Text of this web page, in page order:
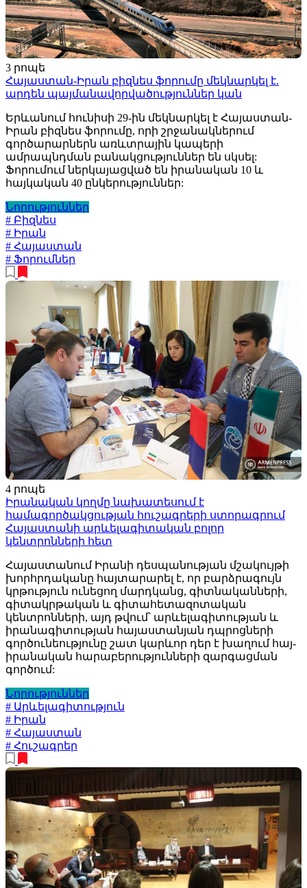
3 րոպե
Հայաստան-Իրան բիզնես ֆորումը մեկնարկել է.
արդեն պայմանավորվածություններ կան
Երևանում հունիսի 29-ին մեկնարկել է Հայաստան-
Իրան բիզնես ֆորումը, որի շրջանակներում
գործարարներն առևտրային կապերի
ամրապնդման բանակցություններ են սկսել:
Ֆորումում ներկայացված են իրանական 10 և
հայկական 40 ընկերություններ:
Նորություններ
# Բիզնես
# Իրան
# Հայաստան
# Ֆորումներ
4 րոպե
Իրանական կողմը նախատեսում է
համագործակցության հուշագրերի ստորագրում
Հայաստանի արևելագիտական բոլոր
կենտրոնների հետ
Հայաստանում Իրանի դեսպանության մշակույթի
խորհրդականը հայտարարել է, որ բարձրագույն
կրթություն ունեցող մարդկանց, գիտնականների,
գիտակրթական և գիտահետազոտական
կենտրոնների, այդ թվում՝ արևելագիտության և
իրանագիտության հայաստանյան դպրոցների
գործունեությունը շատ կարևոր դեր է խաղում հայ-
իրանական հարաբերությունների զարգացման
գործում:
Նորություններ
# Արևելագիտություն
# Իրան
# Հայաստան
# Հուշագրեր